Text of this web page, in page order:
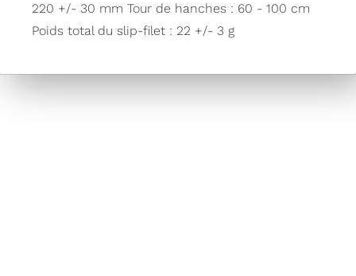
220 +/- 30 mm Tour de hanches : 60 - 100 cm
Poids total du slip-filet : 22 +/- 3 g